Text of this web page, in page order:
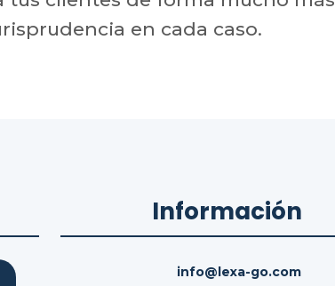
en cada caso.
Información
info@lexa-go.com